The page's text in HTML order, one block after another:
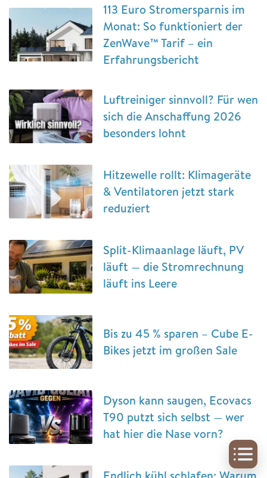
113 Euro Stromersparnis im
Monat: So funktioniert der
ZenWave™ Tarif – ein
Erfahrungsbericht
Luftreiniger sinnvoll? Für wen
sich die Anschaffung 2026
besonders lohnt
Hitzewelle rollt: Klimageräte
& Ventilatoren jetzt stark
reduziert
Split-Klimaanlage läuft, PV
läuft — die Stromrechnung
läuft ins Leere
Bis zu 45 % sparen – Cube E-
Bikes jetzt im großen Sale
Dyson kann saugen, Ecovacs
T90 putzt sich selbst — wer
hat hier die Nase vorn?